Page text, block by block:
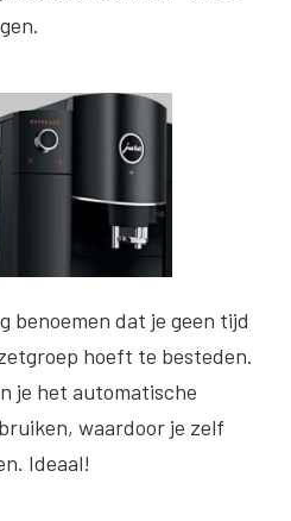
benoemen dat je geen tijd
hoeft te besteden.
je het automatische
waardoor je zelf
Ideaal!